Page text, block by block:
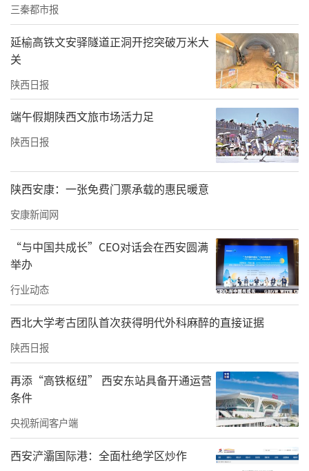
损伤严重度评分（ISS）超过16分即属严重创
伤，而女孩的评分高达41分。“患者全身多系
统、多器官损伤，出血量大失血性休克，生命
体征极不稳定，随时可能心脏骤停死亡。”创
伤ICU主任马涛回忆道。
急诊抢救室→手术室无缝衔接 多学科生命接力
即使只有0.1%的希望，医护也要拼尽100%的
努力去搏！
患者伤情复杂，从头到脚多处重伤，哪个学科
先上？如何协作？大家展开激烈讨论，“先保
命，当务之急是控制出血、修复受损内脏、维
持生命体征，并随时密切观察病情变化，预防
三秦都市报
延榆高铁文安驿隧道正洞开挖突破万米大
关
陕西日报
端午假期陕西文旅市场活力足
陕西日报
陕西安康：一张免费门票承载的惠民暖意
安康新闻网
“与中国共成长”CEO对话会在西安圆满
举办
行业动态
西北大学考古团队首次获得明代外科麻醉的直接证据
陕西日报
再添“高铁枢纽” 西安东站具备开通运营
条件
央视新闻客户端
西安浐灞国际港：全面杜绝学区炒作